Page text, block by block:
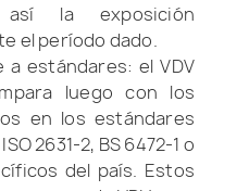
así la exposición
el período dado.
a estándares: el VDV
luego con los
en los estándares
2631-2, BS 6472-1 o
del país. Estos